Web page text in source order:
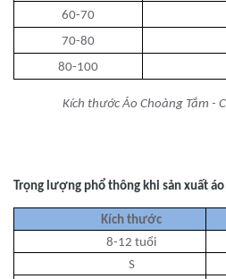
60-70
70-80
80-100
Kích thước Áo Choàng Tắm -
Trọng lượng phổ thông khi sản xuất
Kích thước
8-12 tuổi
S